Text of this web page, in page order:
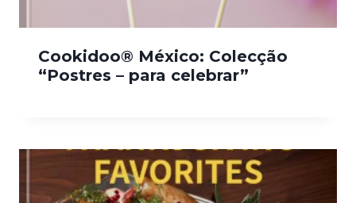
Cookidoo® México: Colecção
“Postres – para celebrar”